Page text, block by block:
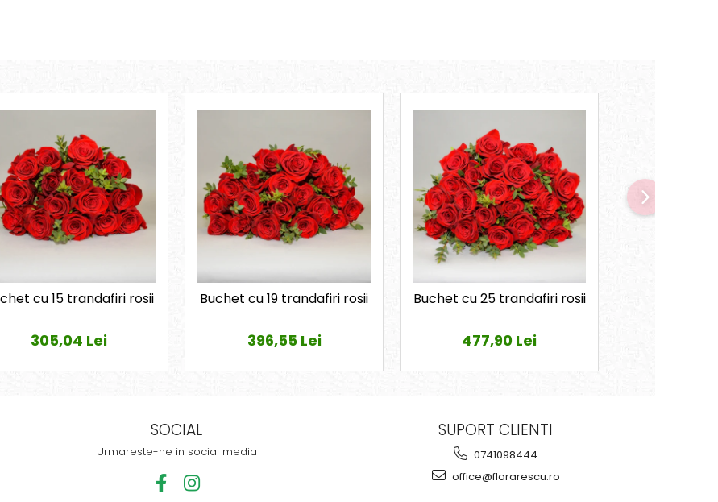
cu 15 trandafiri rosii
305,04 Lei
Buchet cu 19 trandafiri rosii
396,55 Lei
Buchet cu 25 trandafiri rosii
477,90 Lei
SOCIAL
Urmareste-ne in social media
SUPORT CLIENTI
0741098444
office@florarescu.ro